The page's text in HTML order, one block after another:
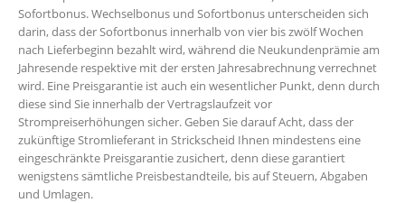
Sofortbonus. Wechselbonus und Sofortbonus unterscheiden sich
darin, dass der Sofortbonus innerhalb von vier bis zwölf Wochen
nach Lieferbeginn bezahlt wird, während die Neukundenprämie am
Jahresende respektive mit der ersten Jahresabrechnung verrechnet
wird. Eine Preisgarantie ist auch ein wesentlicher Punkt, denn durch
diese sind Sie innerhalb der Vertragslaufzeit vor
Strompreiserhöhungen sicher. Geben Sie darauf Acht, dass der
zukünftige Stromlieferant in Strickscheid Ihnen mindestens eine
eingeschränkte Preisgarantie zusichert, denn diese garantiert
wenigstens sämtliche Preisbestandteile, bis auf Steuern, Abgaben
und Umlagen.